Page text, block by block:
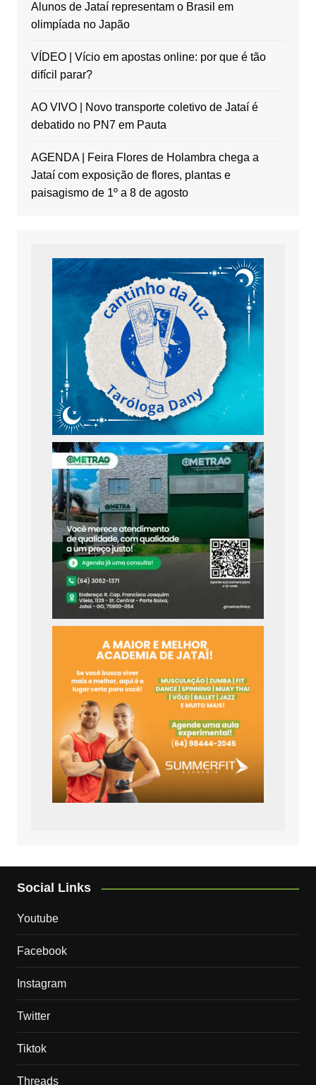
Alunos de Jataí representam o Brasil em
olimpíada no Japão
VÍDEO | Vício em apostas online: por que é tão
difícil parar?
AO VIVO | Novo transporte coletivo de Jataí é
debatido no PN7 em Pauta
AGENDA | Feira Flores de Holambra chega a
Jataí com exposição de flores, plantas e
paisagismo de 1º a 8 de agosto
Social Links
Youtube
Facebook
Instagram
Twitter
Tiktok
Threads